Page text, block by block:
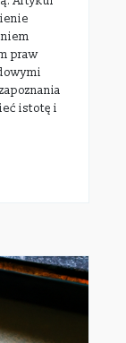
praw
istotę i